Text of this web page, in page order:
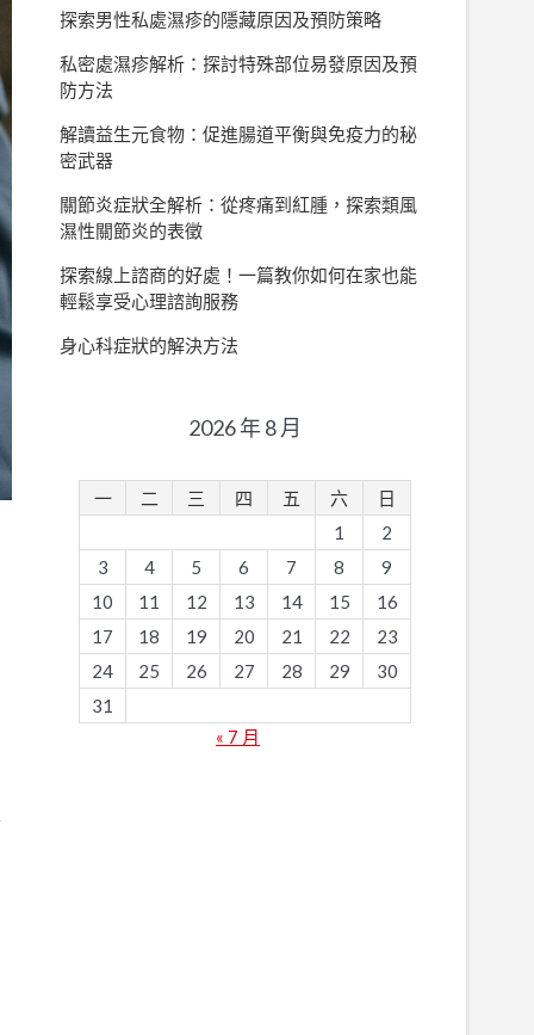
探索男性私處濕疹的隱藏原因及預防策略
私密處濕疹解析：探討特殊部位易發原因及預
防方法
解讀益生元食物：促進腸道平衡與免疫力的秘
密武器
關節炎症狀全解析：從疼痛到紅腫，探索類風
濕性關節炎的表徵
探索線上諮商的好處！一篇教你如何在家也能
輕鬆享受心理諮詢服務
身心科症狀的解決方法
2026 年 8 月
一 二 三 四 五 六
日
1
2
3
4 5 6 7 8
9
10
11 12 13 14 15
16
17
18 19 20 21 22
23
24
25 26 27 28 29
30
31
« 7 月